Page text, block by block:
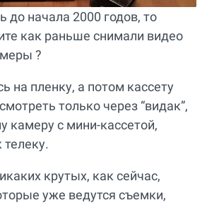
до начала 2000 годов, то
как раньше снимали видео
?
на пленку, а потом кассету
только через “видак”,
камеру с мини-кассетой,
крутых, как сейчас,
уже ведутся съемки,